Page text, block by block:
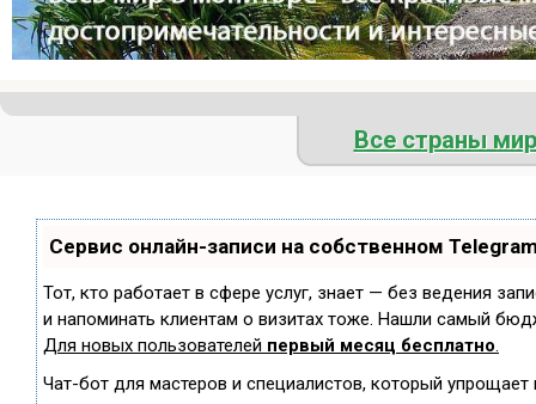
Все страны
Сервис онлайн-записи на собственном
Тот, кто работает в сфере услуг, знает — без ведения
и напоминать клиентам о визитах тоже. Нашли самый
Для новых пользователей первый месяц бесплатно.
Чат-бот для мастеров и специалистов, который упрощает